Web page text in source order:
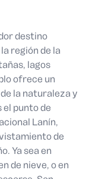
destino
región de la
lagos
ofrece un
la naturaleza y
el punto de
Lanín,
de
Ya sea en
de nieve, o en